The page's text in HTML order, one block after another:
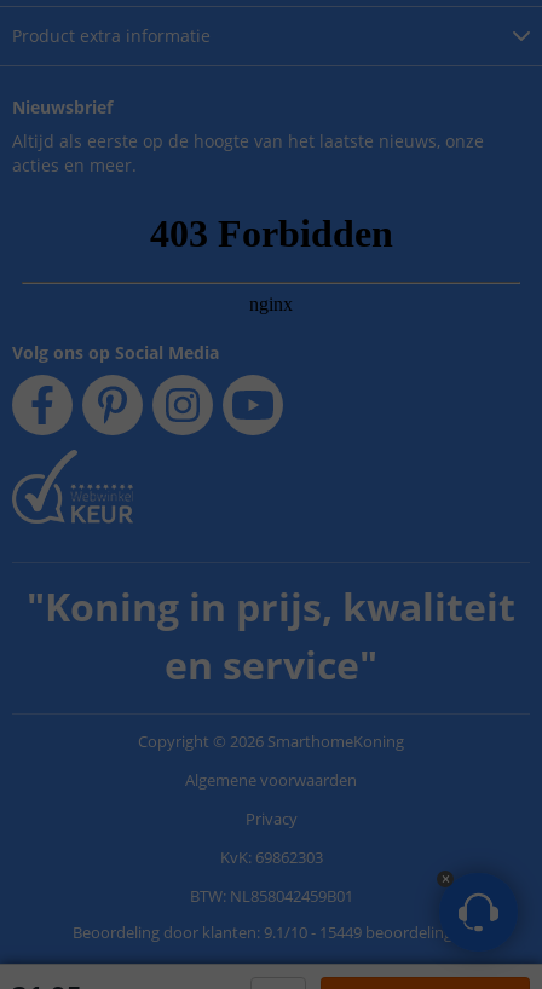
Product extra informatie
Nieuwsbrief
Altijd als eerste op de hoogte van het laatste nieuws, onze
acties en meer.
Volg ons op Social Media
"Koning in prijs, kwaliteit
en service"
Copyright © 2026 SmarthomeKoning
Algemene voorwaarden
Privacy
KvK: 69862303
BTW: NL858042459B01
Beoordeling door klanten: 9.1/10- 15449 beoordelingen